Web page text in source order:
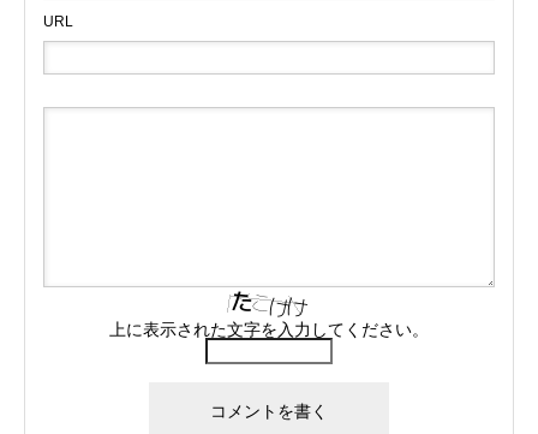
URL
上に表示された文字を入力してください。